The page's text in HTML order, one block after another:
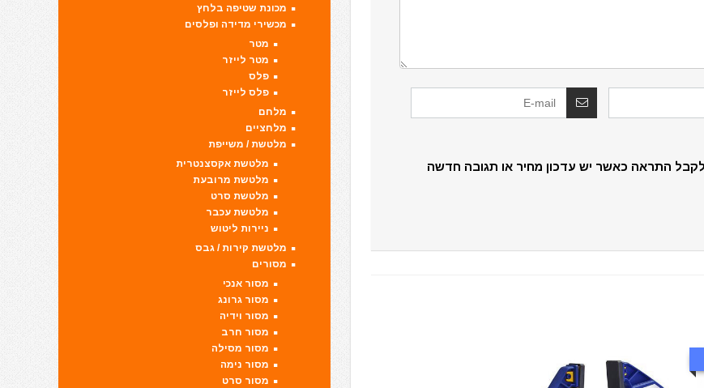
התראה כאשר יש עדכון מחיר או תגובה חדשה
מכונת שטיפה בלחץ
מכשירי מדידה ופלסים
מטר
מטר לייזר
פלס
פלס לייזר
מלחם
מלחציים
מלטשת / משייפת
מלטשת אקסצנטרית
מלטשת מרובעת
מלטשת סרט
מלטשת עכבר
ניירות ליטוש
מלטשת קירות / גבס
מסורים
מסור אנכי
מסור גרונג
מסור וידיה
מסור חרב
מסור מסילה
מסור נימה
מסור סרט